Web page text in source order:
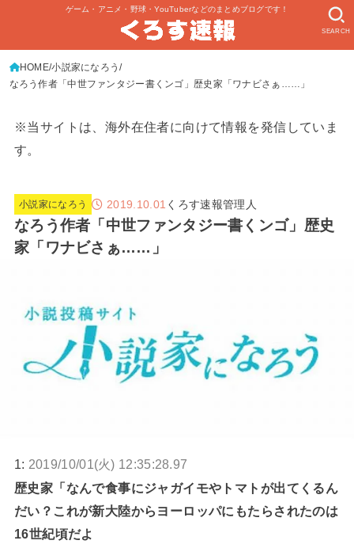
ゲーム・アニメ・野球・YouTuberなどのまとめブログです！
SEARCH
HOME 小説家になろう
なろう作者「中世ファンタジー書くンゴ」歴史家「ワナビさぁ……」
※当サイトは、海外在住者に向けて情報を発信していま
す。
小説家になろう 2019.10.01 くろす速報管理人
なろう作者「中世ファンタジー書くンゴ」歴史
家「ワナビさぁ……」
1: 2019/10/01(火) 12:35:28.97
歴史家「なんで食事にジャガイモやトマトが出てくるん
だい？これが新大陸からヨーロッパにもたらされたのは
16世紀頃だよ